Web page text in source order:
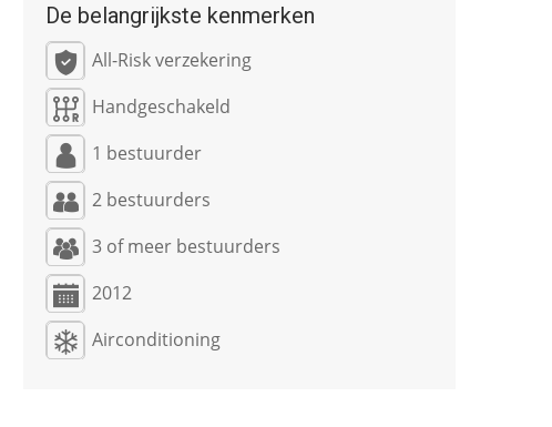
De belangrijkste kenmerken
All-Risk verzekering
Handgeschakeld
1 bestuurder
2 bestuurders
3 of meer bestuurders
2012
Airconditioning